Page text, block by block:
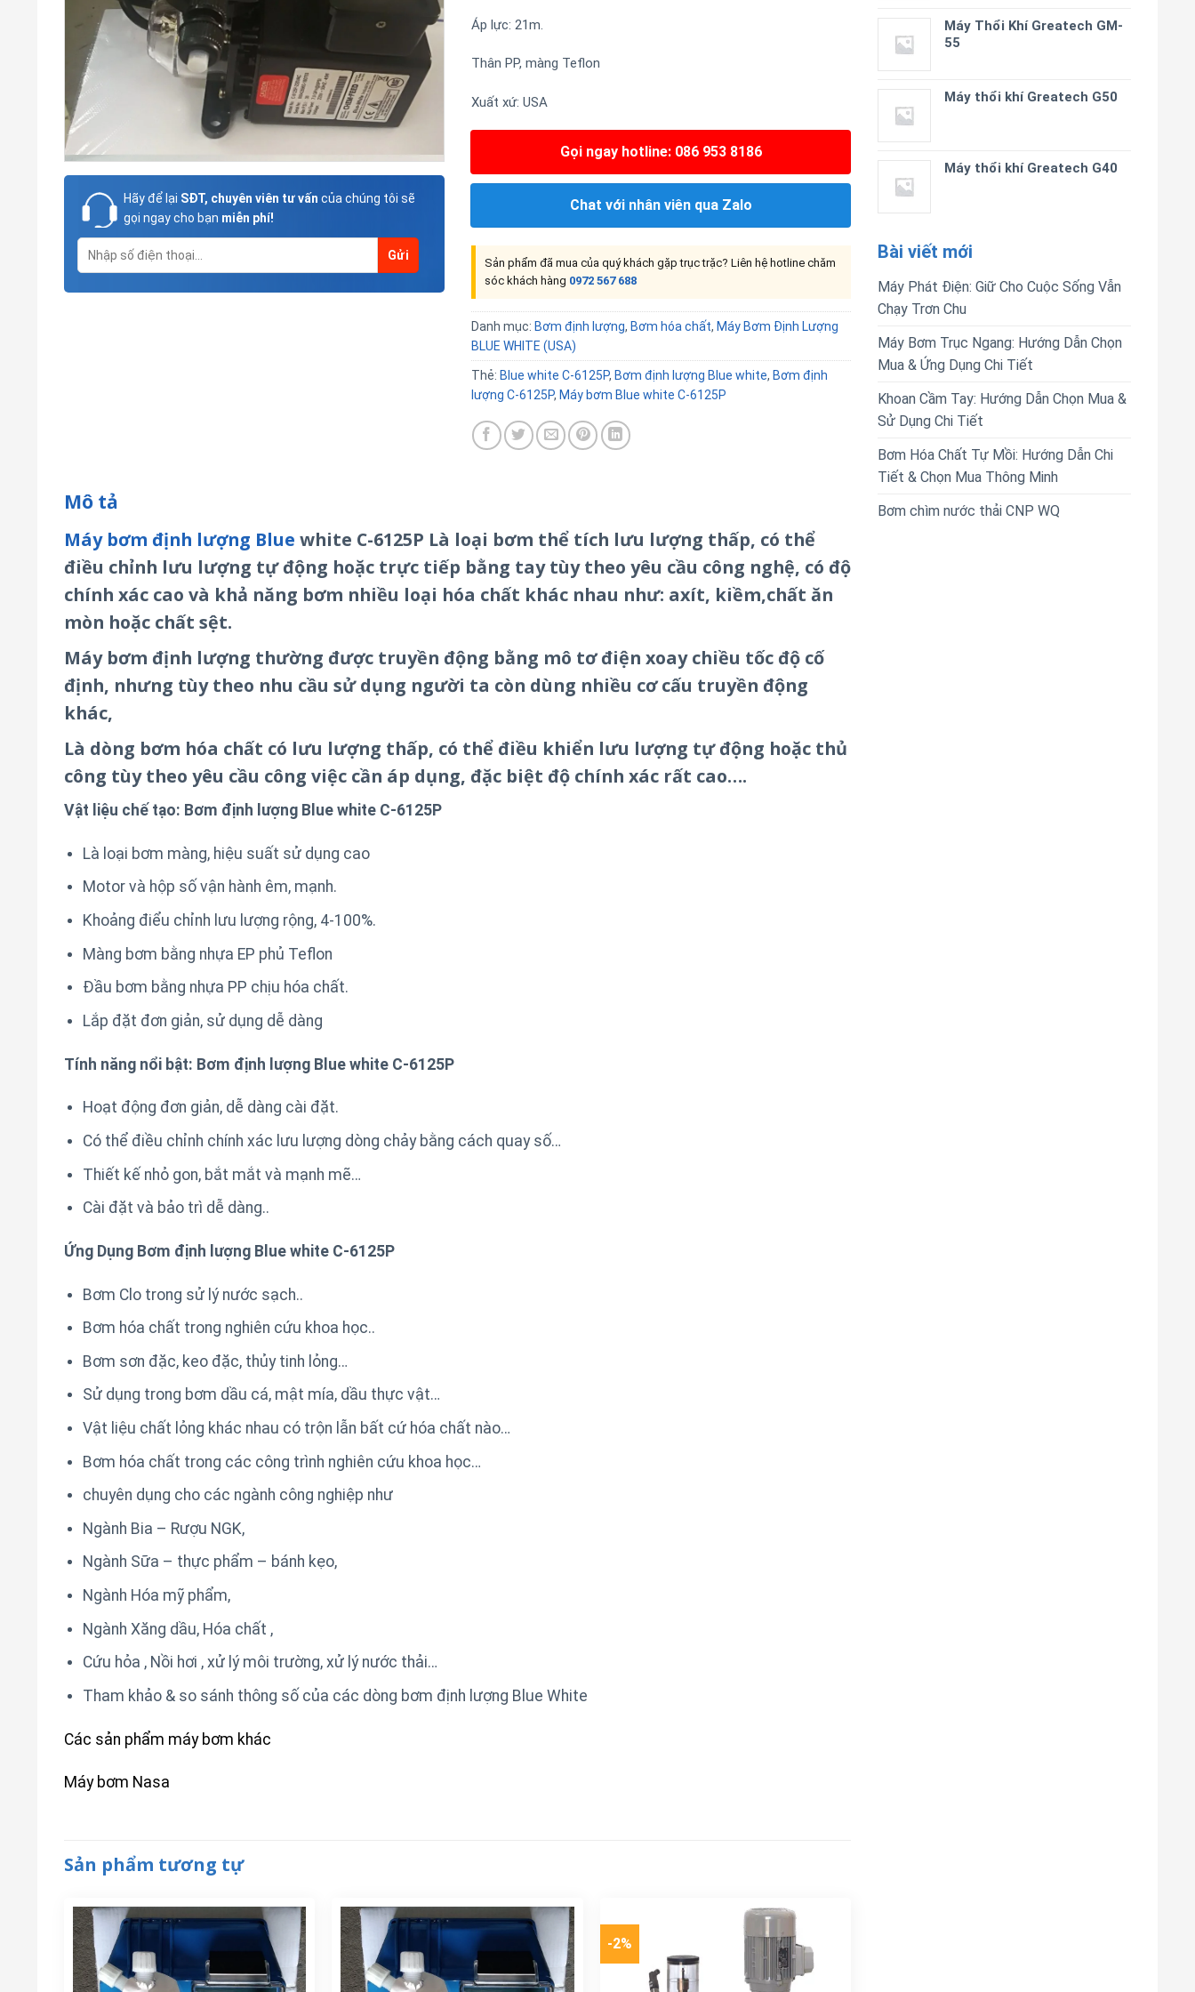
Máy Thổi Khí Greatech GM-
55
Máy thổi khí Greatech G50
Máy thổi khí Greatech G40
Bài viết mới
Máy Phát Điện: Giữ Cho Cuộc Sống Vẫn
Chạy Trơn Chu
Máy Bơm Trục Ngang: Hướng Dẫn Chọn
Mua & Ứng Dụng Chi Tiết
Khoan Cầm Tay: Hướng Dẫn Chọn Mua &
Sử Dụng Chi Tiết
Bơm Hóa Chất Tự Mồi: Hướng Dẫn Chi
Tiết & Chọn Mua Thông Minh
Bơm chìm nước thải CNP WQ
Hãy để lại SĐT, chuyên viên tư vấn của chúng tôi sẽ
gọi ngay cho bạn miễn phí!
Áp lực: 21m.
Thân PP, màng Teflon
Xuất xứ: USA
Gọi ngay hotline: 086 953 8186
Chat với nhân viên qua Zalo
Sản phẩm đã mua của quý khách gặp trục trặc? Liên hệ hotline chăm
sóc khách hàng 0972 567 688
Danh mục: Bơm định lượng, Bơm hóa chất, Máy Bơm Định Lượng
BLUE WHITE (USA)
Thẻ: Blue white C-6125P, Bơm định lượng Blue white, Bơm định
lượng C-6125P, Máy bơm Blue white C-6125P
Mô tả
Máy bơm định lượng Blue white C-6125P Là loại bơm thể tích lưu lượng thấp, có thể
điều chỉnh lưu lượng tự động hoặc trực tiếp bằng tay tùy theo yêu cầu công nghệ, có độ
chính xác cao và khả năng bơm nhiều loại hóa chất khác nhau như: axít, kiềm,chất ăn
mòn hoặc chất sệt.
Máy bơm định lượng thường được truyền động bằng mô tơ điện xoay chiều tốc độ cố
định, nhưng tùy theo nhu cầu sử dụng người ta còn dùng nhiều cơ cấu truyền động
khác,
Là dòng bơm hóa chất có lưu lượng thấp, có thể điều khiển lưu lượng tự động hoặc thủ
công tùy theo yêu cầu công việc cần áp dụng, đặc biệt độ chính xác rất cao….
Vật liệu chế tạo: Bơm định lượng Blue white C-6125P
Là loại bơm màng, hiệu suất sử dụng cao
Motor và hộp số vận hành êm, mạnh.
Khoảng điểu chỉnh lưu lượng rộng, 4-100%.
Màng bơm bằng nhựa EP phủ Teflon
Đầu bơm bằng nhựa PP chịu hóa chất.
Lắp đặt đơn giản, sử dụng dễ dàng
Tính năng nổi bật: Bơm định lượng Blue white C-6125P
Hoạt động đơn giản, dễ dàng cài đặt.
Có thể điều chỉnh chính xác lưu lượng dòng chảy bằng cách quay số…
Thiết kế nhỏ gon, bắt mắt và mạnh mẽ…
Cài đặt và bảo trì dễ dàng..
Ứng Dụng Bơm định lượng Blue white C-6125P
Bơm Clo trong sử lý nước sạch..
Bơm hóa chất trong nghiên cứu khoa học..
Bơm sơn đặc, keo đặc, thủy tinh lỏng…
Sử dụng trong bơm dầu cá, mật mía, dầu thực vật…
Vật liệu chất lỏng khác nhau có trộn lẫn bất cứ hóa chất nào…
Bơm hóa chất trong các công trình nghiên cứu khoa học…
chuyên dụng cho các ngành công nghiệp như
Ngành Bia – Rượu NGK,
Ngành Sữa – thực phẩm – bánh kẹo,
Ngành Hóa mỹ phẩm,
Ngành Xăng dầu, Hóa chất ,
Cứu hỏa , Nồi hơi , xử lý môi trường, xử lý nước thải…
Tham khảo & so sánh thông số của các dòng bơm định lượng Blue White
Các sản phẩm máy bơm khác
Máy bơm Nasa
Sản phẩm tương tự
-2%